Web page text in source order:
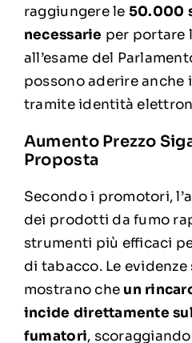
raggiungere le 50.000
necessarie per portare
all’esame del
possono aderire
tramite identità
Aumento Prezzo
Proposta
Secondo i promotori,
dei prodotti da fumo
strumenti più efficaci
di tabacco. Le
mostrano che un
incide direttamente
fumatori,